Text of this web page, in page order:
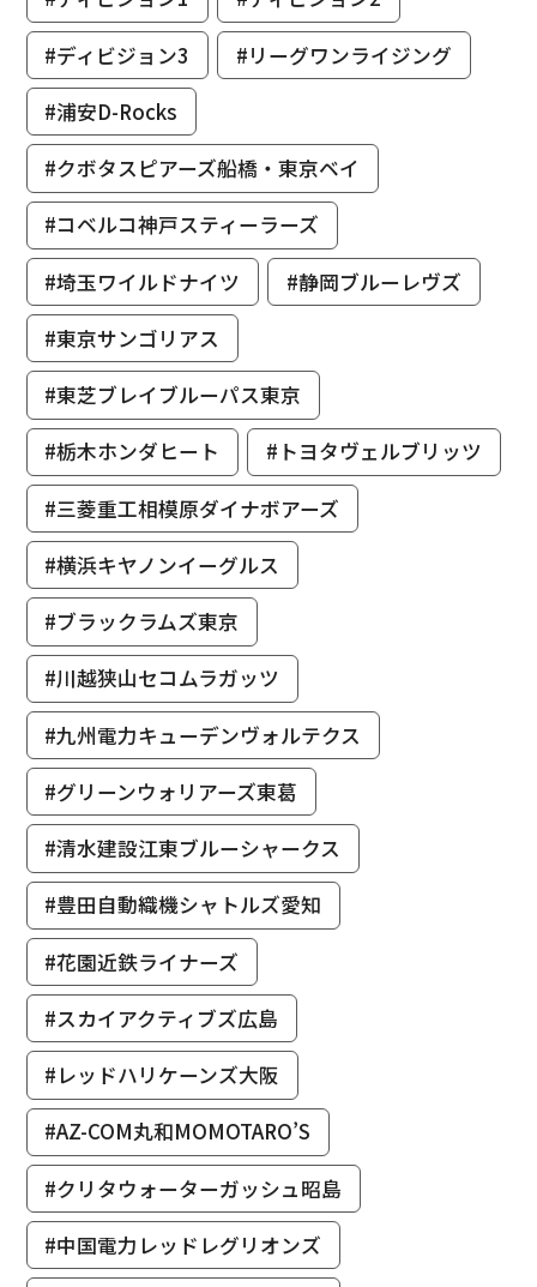
#ディビジョン3
#リーグワンライジング
#浦安D-Rocks
#クボタスピアーズ船橋・東京ベイ
#コベルコ神戸スティーラーズ
#埼玉ワイルドナイツ
#静岡ブルーレヴズ
#東京サンゴリアス
#東芝ブレイブルーパス東京
#栃木ホンダヒート
#トヨタヴェルブリッツ
#三菱重工相模原ダイナボアーズ
#横浜キヤノンイーグルス
#ブラックラムズ東京
#川越狭山セコムラガッツ
#九州電力キューデンヴォルテクス
#グリーンウォリアーズ東葛
#清水建設江東ブルーシャークス
#豊田自動織機シャトルズ愛知
#花園近鉄ライナーズ
#スカイアクティブズ広島
#レッドハリケーンズ大阪
#AZ-COM丸和MOMOTARO’S
#クリタウォーターガッシュ昭島
#中国電力レッドレグリオンズ